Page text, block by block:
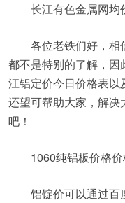
长江有色金属网均
各位老铁们好，相
都不是特别的了解，
江铝定价今日价格表以
还望可帮助大家，解
吧！
1060纯铝板价格
铝锭价可以通过百